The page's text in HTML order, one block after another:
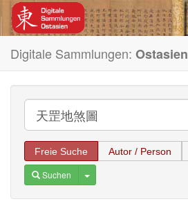
Digitale Sammlungen: Ostasien
Freie Suche Autor / Person
Suchen Toggle Dropdown